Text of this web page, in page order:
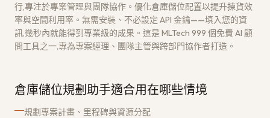
行,專注於專案管理與團隊協作。優化倉庫儲位配置以提升揀貨效
率與空間利用率。無需安裝、不必設定 API 金鑰——填入您的資
訊,幾秒內就能得到專業級的成果。這是 MLTech 999 個免費 AI 顧
問工具之一,專為專案經理、團隊主管與跨部門協作者打造。
倉庫儲位規劃助手適合用在哪些情境
規劃專案計畫、里程碑與資源分配